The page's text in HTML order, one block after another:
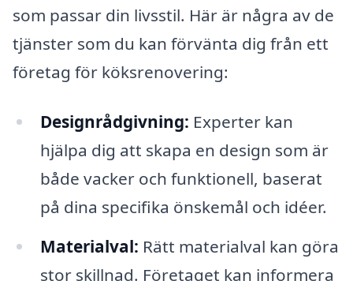
som passar din livsstil. Här är några av de
tjänster som du kan förvänta dig från ett
företag för köksrenovering:
Designrådgivning: Experter kan
hjälpa dig att skapa en design som är
både vacker och funktionell, baserat
på dina specifika önskemål och idéer.
Materialval: Rätt materialval kan göra
stor skillnad. Företaget kan informera